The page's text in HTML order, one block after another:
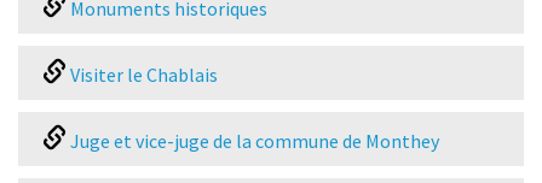
Monuments historiques
Visiter le Chablais
Juge et vice-juge de la commune de Monthey